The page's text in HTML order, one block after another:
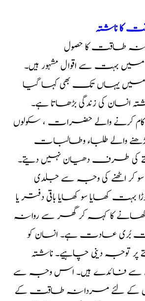
کا ناشتہ
طاقت کا حصول
بہت سے اقوال مشہور ہیں۔
میں یہاں تک بھی کہا گیا
انسان کی زندگی بڑھاتا ہے۔
کرنے والے حضرات ، سکولوں
والے طلباء وطالبات
کی طرف دھیان نہیں دیتے۔
کر اٹھنے کی وجہ سے جلدی
کھایا سو کھایا باقی دفتر یا
کھانے کا کہہ کر گھر سے روانہ
بُری عادت ہے۔ انسان کو
پر توجہ دینی چاہیے۔ ناشتہ
فائدے ہیں۔ اس وجہ سے
کے لئے مردانہ طاقت کے